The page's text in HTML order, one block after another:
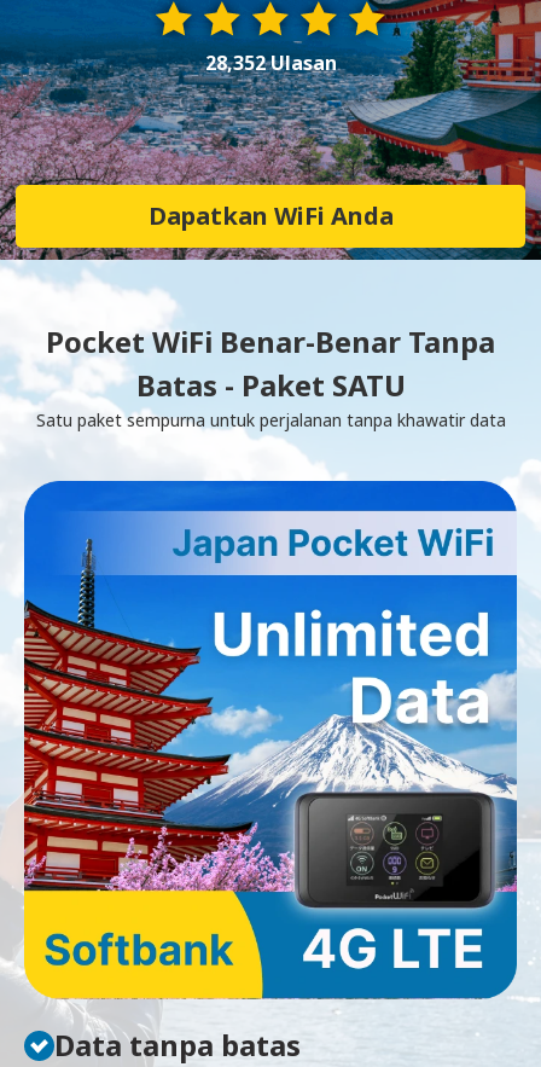
28,352 Ulasan
Dapatkan WiFi Anda
Pocket WiFi Benar-Benar Tanpa
Batas - Paket SATU
Satu paket sempurna untuk perjalanan tanpa khawatir data
Data tanpa batas